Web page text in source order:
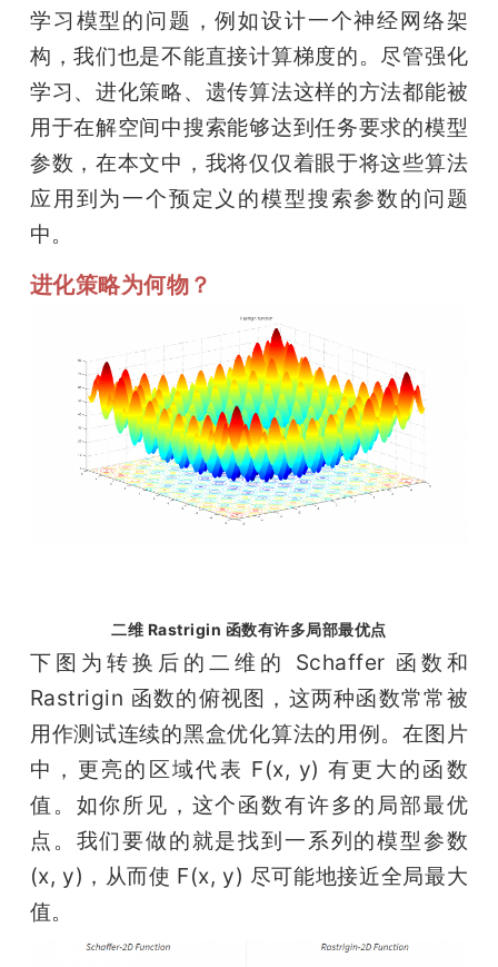
学习模型的问题，例如设计一个神经网络架
构，我们也是不能直接计算梯度的。尽管强化
学习、进化策略、遗传算法这样的方法都能被
用于在解空间中搜索能够达到任务要求的模型
参数，在本文中，我将仅仅着眼于将这些算法
应用到为一个预定义的模型搜索参数的问题
中。
进化策略为何物？
二维 Rastrigin 函数有许多局部最优点
下图为转换后的二维的 Schaffer 函数和
Rastrigin 函数的俯视图，这两种函数常常被
用作测试连续的黑盒优化算法的用例。在图片
中，更亮的区域代表 F(x, y) 有更大的函数
值。如你所见，这个函数有许多的局部最优
点。我们要做的就是找到一系列的模型参数
(x, y)，从而使 F(x, y) 尽可能地接近全局最大
值。